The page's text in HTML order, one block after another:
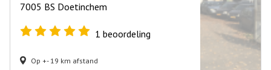
7005 BS Doetinchem
1 beoordeling
Op +- 19 km afstand